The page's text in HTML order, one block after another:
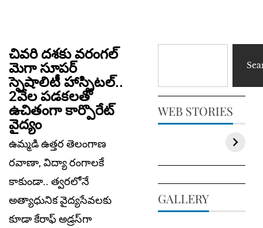
చివరి దశకు వరంగల్
మెగా సూపర్
స్పెషాలిటీ హాస్పిటల్..
2వేల పడకలతో
ఉచితంగా కార్పొరేట్
వైద్యం
ఉమ్మడి ఉత్తర తెలంగాణ
రవాణా, విద్యా రంగాలకే
కాకుండా.. త్వరలోనే
అత్యాధునిక వైద్యసేవలకు
కూడా కేరాఫ్ అడ్రస్‌గా
WEB STORIES
GALLERY